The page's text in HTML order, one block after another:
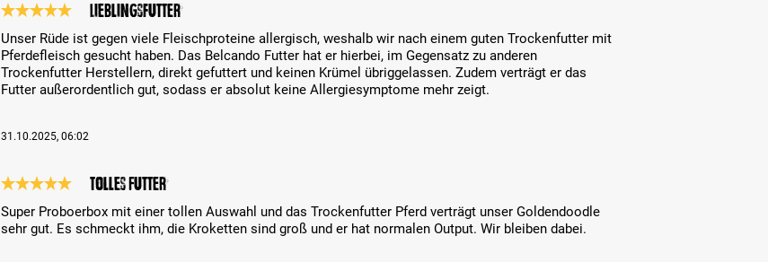
Lieblingsfutter
Unser Rüde ist gegen viele Fleischproteine allergisch, weshalb wir nach einem guten Trockenfutter mit
Pferdefleisch gesucht haben. Das Belcando Futter hat er hierbei, im Gegensatz zu anderen
Trockenfutter Herstellern, direkt gefuttert und keinen Krümel übriggelassen. Zudem verträgt er das
Futter außerordentlich gut, sodass er absolut keine Allergiesymptome mehr zeigt.
31.10.2025, 06:02
Tolles Futter
Super Proboerbox mit einer tollen Auswahl und das Trockenfutter Pferd verträgt unser Goldendoodle
sehr gut. Es schmeckt ihm, die Kroketten sind groß und er hat normalen Output. Wir bleiben dabei.